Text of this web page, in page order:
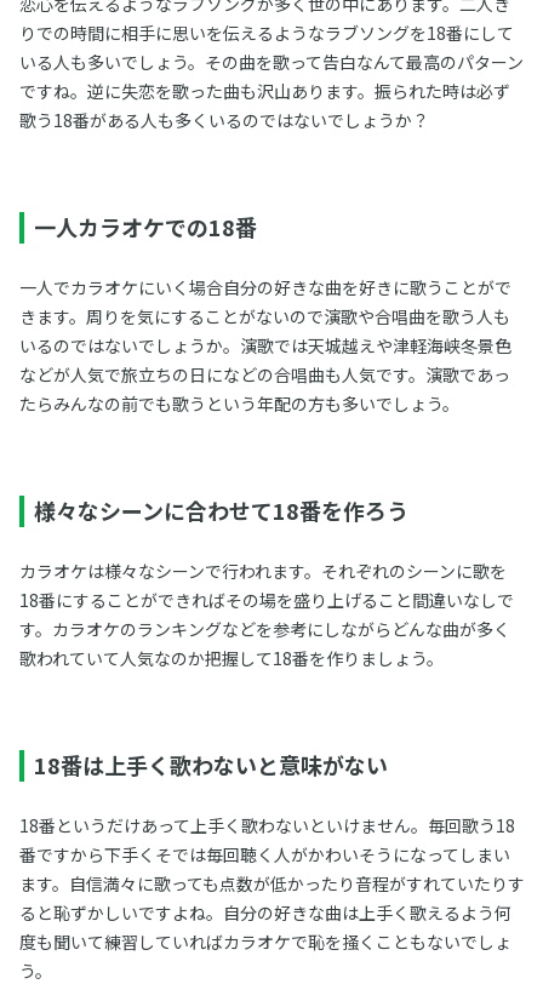
りでの時間に相手に思いを伝えるようなラブソングを18番にして
いる人も多いでしょう。その曲を歌って告白なんて最高のパターン
ですね。逆に失恋を歌った曲も沢山あります。振られた時は必ず
歌う18番がある人も多くいるのではないでしょうか？
一人カラオケでの18番
一人でカラオケにいく場合自分の好きな曲を好きに歌うことがで
きます。周りを気にすることがないので演歌や合唱曲を歌う人も
いるのではないでしょうか。演歌では天城越えや津軽海峡冬景色
などが人気で旅立ちの日になどの合唱曲も人気です。演歌であっ
たらみんなの前でも歌うという年配の方も多いでしょう。
様々なシーンに合わせて18番を作ろう
カラオケは様々なシーンで行われます。それぞれのシーンに歌を
18番にすることができればその場を盛り上げること間違いなしで
す。カラオケのランキングなどを参考にしながらどんな曲が多く
歌われていて人気なのか把握して18番を作りましょう。
18番は上手く歌わないと意味がない
18番というだけあって上手く歌わないといけません。毎回歌う18
番ですから下手くそでは毎回聴く人がかわいそうになってしまい
ます。自信満々に歌っても点数が低かったり音程がすれていたりす
ると恥ずかしいですよね。自分の好きな曲は上手く歌えるよう何
度も聞いて練習していればカラオケで恥を掻くこともないでしょ
う。